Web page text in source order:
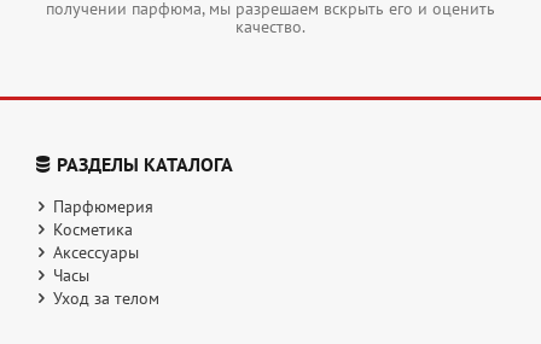
получении парфюма, мы разрешаем вскрыть его и оценить
качество.
РАЗДЕЛЫ КАТАЛОГА
Парфюмерия
Косметика
Аксессуары
Часы
Уход за телом